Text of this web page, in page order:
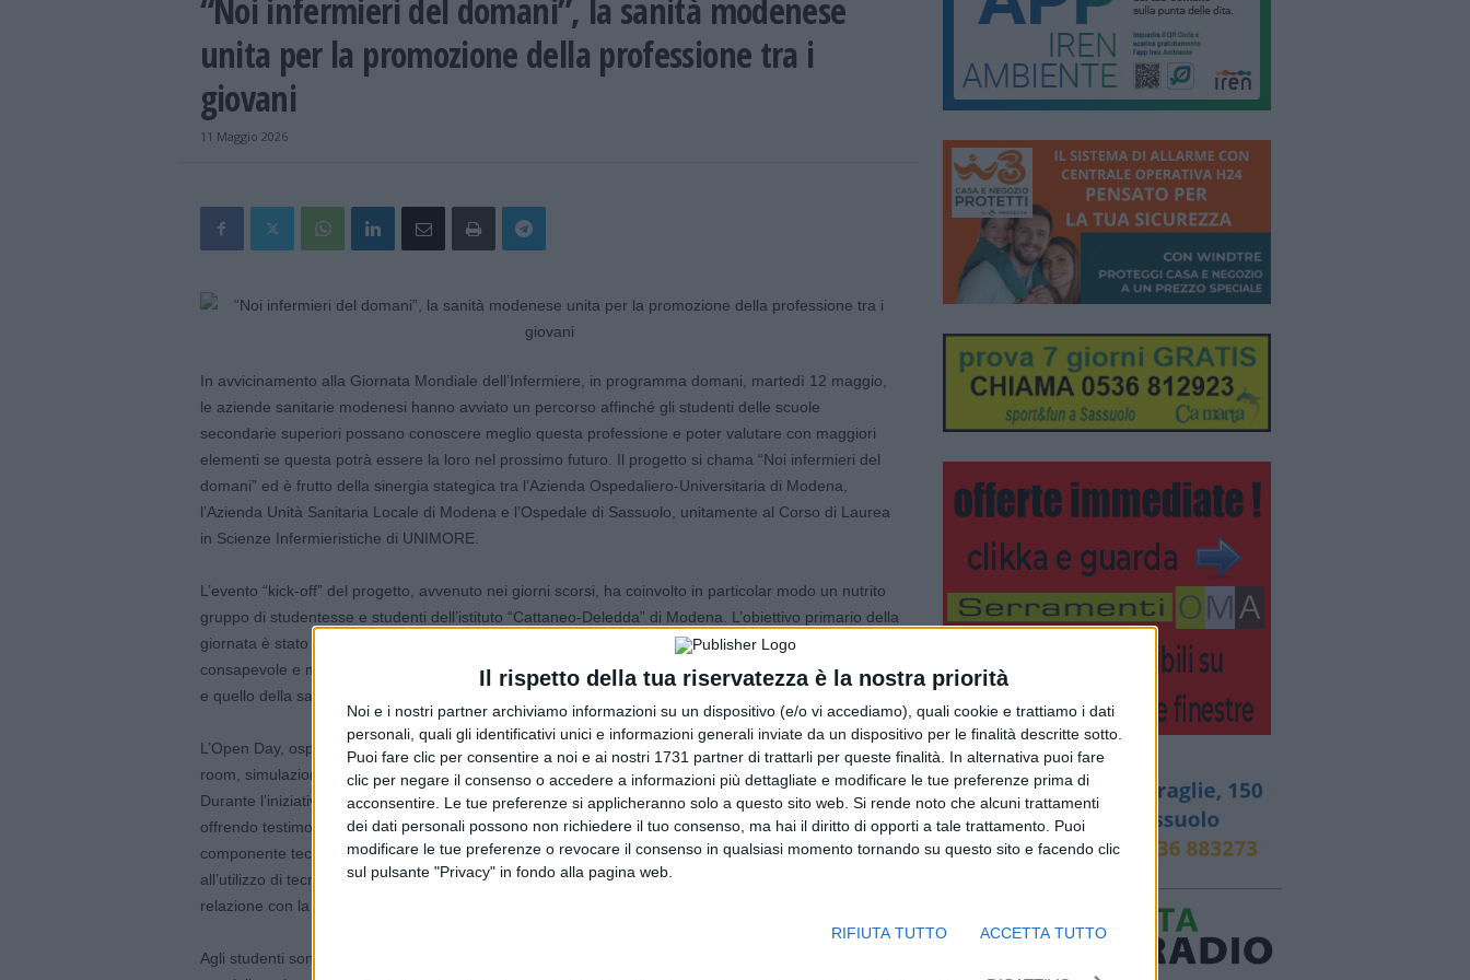
Il rispetto della tua riservatezza è la nostra priorità
Noi e i nostri partner archiviamo informazioni su un dispositivo (e/o vi accediamo), quali cookie e trattiamo i dati
personali, quali gli identificativi unici e informazioni generali inviate da un dispositivo per le finalità descritte sotto.
Puoi fare clic per consentire a noi e ai nostri 1731 partner di trattarli per queste finalità. In alternativa puoi fare
clic per negare il consenso o accedere a informazioni più dettagliate e modificare le tue preferenze prima di
acconsentire. Le tue preferenze si applicheranno solo a questo sito web. Si rende noto che alcuni trattamenti
dei dati personali possono non richiedere il tuo consenso, ma hai il diritto di opporti a tale trattamento. Puoi
modificare le tue preferenze o revocare il consenso in qualsiasi momento tornando su questo sito e facendo clic
sul pulsante "Privacy" in fondo alla pagina web.
RIFIUTA TUTTO ACCETTA TUTTO
“Noi infermieri del domani”, la sanità modenese
unita per la promozione della professione tra i
giovani
11 Maggio 2026
In avvicinamento alla Giornata Mondiale dell’Infermiere, in programma domani, martedì 12 maggio,
le aziende sanitarie modenesi hanno avviato un percorso affinché gli studenti delle scuole
secondarie superiori possano conoscere meglio questa professione e poter valutare con maggiori
elementi se questa potrà essere la loro nel prossimo futuro. Il progetto si chama “Noi infermieri del
domani” ed è frutto della sinergia stategica tra l’Azienda Ospedaliero-Universitaria di Modena,
l’Azienda Unità Sanitaria Locale di Modena e l’Ospedale di Sassuolo, unitamente al Corso di Laurea
in Scienze Infermieristiche di UNIMORE.
L’evento “kick-off” del progetto, avvenuto nei giorni scorsi, ha coinvolto in particolar modo un nutrito
gruppo di studentesse e studenti dell’istituto “Cattaneo-Deledda” di Modena. L’obiettivo primario della
giornata è stato fornire ai giovani un orientamento strutturato, volto a favorire una scelta universitaria
consapevole e motivata, rappresentando un importante punto di incontro tra il mondo dell’istruzione
e quello della sanità pubblica.
L’Open Day, ospitato dal Centro Servizi di UNIMORE adiacente al Policlinico, prevedeva una escape
room, simulazioni ad alta fedeltà, ecografia infermieristica, accessi venosi, arteriosi e altro ancora.
Durante l’iniziativa, diversi professionisti e tutor accademici hanno condiviso i propri percorsi,
offrendo testimonianze concrete sul duplice valore del lavoro infermieristico: da un lato la
componente tecnica, legata all’acquisizione di competenze cliniche avanzate, alla ricerca scientifica e
all’utilizzo di tecnologie innovative; dall’altro il valore umano, fondato sull’empatia, sull’ascolto e sulla
relazione con la persona assistita e i suoi familiari.
Agli studenti sono state illustrate anche le ampie prospettive di carriera e i percorsi di